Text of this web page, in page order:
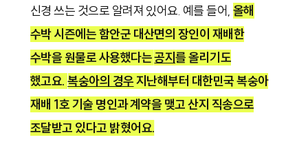
신경 쓰는 것으로 알려져 있어요. 예를 들어, 올해
수박 시즌에는 함안군 대산면의 장인이 재배한
수박을 원물로 사용했다는공지를 올리기도
했고요.복숭아의 경우지난해부터 대한민국 복숭아
재배 1호 기술 명인과 계약을 맺고 산지 직송으로
조달받고 있다고 밝혔어요.